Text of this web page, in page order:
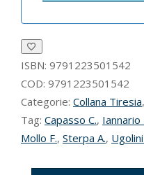
ISBN: 9791223501542
COD: 9791223501542
Categorie: Collana Tiresia,
Tag: Capasso C., Iannario
Mollo F., Sterpa A.,